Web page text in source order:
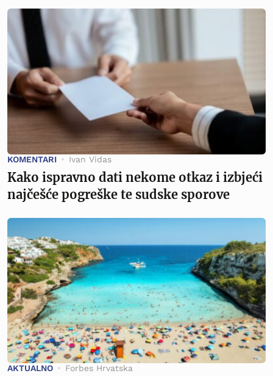
KOMENTARI Ivan Vidas
Kako ispravno dati nekome otkaz i izbjeći
najčešće pogreške te sudske sporove
AKTUALNO Forbes Hrvatska